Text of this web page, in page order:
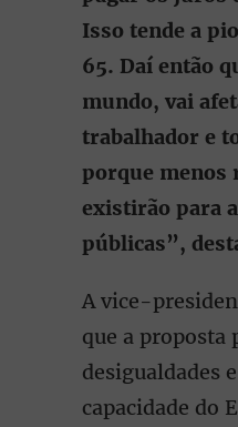
Isso tende a
65. Daí então
mundo, vai
trabalhador e
porque menos
existirão para
públicas”,
A vice-
que a proposta
desigualdades
capacidade do